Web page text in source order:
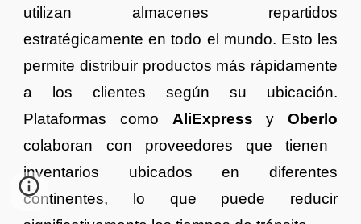
utilizan almacenes repartidos
estratégicamente en todo el mundo. Esto les
permite distribuir productos más rápidamente
a los clientes según su ubicación.
Plataformas como AliExpress y Oberlo
colaboran con proveedores que tienen
inventarios ubicados en diferentes
continentes, lo que puede reducir